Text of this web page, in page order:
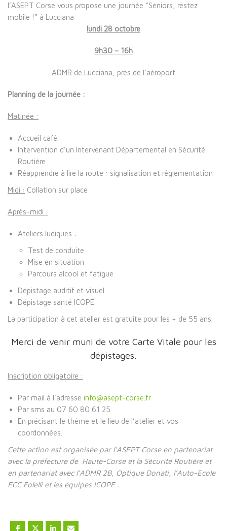
l’ASEPT Corse vous propose une journée “Séniors, restez
mobile !” à Lucciana
lundi 28 octobre
9h30 – 16h
ADMR de Lucciana, près de l’aéroport
Planning de la journée :
Matinée :
Accueil café
Intervention d’un Intervenant Départemental en Sécurité
Routière
Réapprendre à lire la route : signalisation et réglementation
Midi : Collation sur place
Après-midi :
Ateliers ludiques :
Test de conduite
Mise en situation
Parcours alcool et fatigue
Dépistage auditif et visuel
Dépistage santé ICOPE
La participation à cet atelier est gratuite pour les + de 55 ans.
Merci de venir muni de votre Carte Vitale pour les
dépistages.
Inscription obligatoire :
Par mail à l’adresse info@asept-corse.fr
Par sms au 07 60 80 61 25
En précisant le thème et le lieu de l’atelier et vos
coordonnées.
Cette action est organisée par l’ASEPT Corse en partenariat
avec la préfecture de Haute-Corse et la Sécurité Routière et
en partenariat avec l’ADMR 2B, Optique Donati, l’Auto-Ecole
ECC Folelli et les équipes ICOPE .